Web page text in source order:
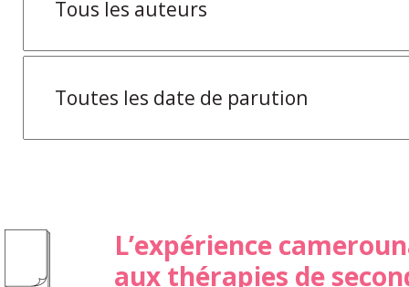
L’expérience
aux thérapies de